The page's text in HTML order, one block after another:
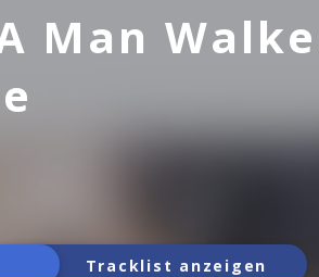
Man
Tracklist anzeigen